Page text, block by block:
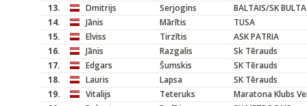
13.
Dmitrijs Serjogins
BALTAIS/SK BULTA
14.
Jānis Mārītis
TUSA
15.
Elviss Tirzītis
ASK PATRIA
16.
Jānis Razgalis
Sk Tērauds
17.
Edgars Šumskis
SK Tērauds
18.
Lauris Lapsa
SK Tērauds
19.
Vitalijs Teteruks
Maratona Klubs